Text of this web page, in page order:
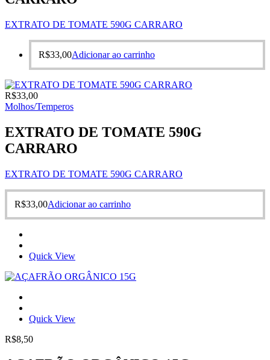
EXTRATO DE TOMATE 590G CARRARO
R$33,00Adicionar ao carrinho
R$33,00
Molhos/Temperos
EXTRATO DE TOMATE 590G
CARRARO
EXTRATO DE TOMATE 590G CARRARO
R$33,00Adicionar ao carrinho
Quick View
Quick View
R$8,50